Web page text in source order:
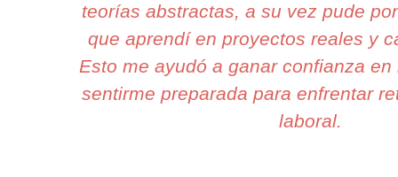
teorías abstractas, a su vez pude
que aprendí en proyectos reales y
Esto me ayudó a ganar confianza
sentirme preparada para enfrentar
laboral.